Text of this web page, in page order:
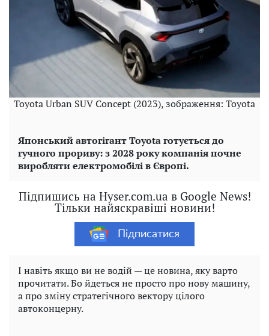
Toyota Urban SUV Concept (2023), зображення: Toyota
Японський автогігант Toyota готується до
гучного прориву: з 2028 року компанія почне
виробляти електромобілі в Європі.
Підпишись на Hyser.com.ua в Google News!
Тільки найяскравіші новини!
Підписатися
І навіть якщо ви не водій — це новина, яку варто
прочитати. Бо йдеться не просто про нову машину,
а про зміну стратегічного вектору цілого
автоконцерну.